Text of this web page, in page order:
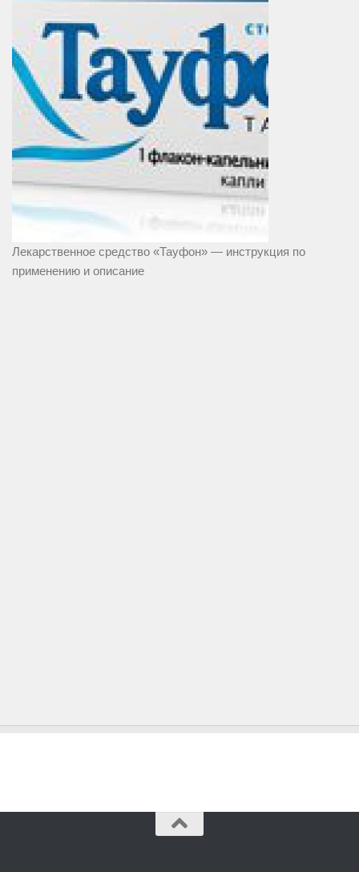
Лекарственное средство «Тауфон» — инструкция по
применению и описание